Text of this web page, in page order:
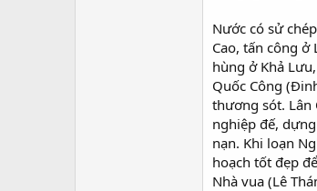
Nước có sử
Cao, tấn công
hùng ở Khả
Quốc Công
thương sót. Lân
nghiệp đế,
nạn. Khi loạn
hoạch tốt đẹp
Nhà vua (Lê